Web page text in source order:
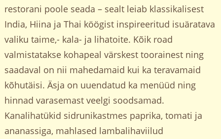
restorani poole seada – sealt leiab klassikalisest
India, Hiina ja Thai köögist inspireeritud isuäratava
valiku taime,- kala- ja lihatoite. Kõik road
valmistatakse kohapeal värskest toorainest ning
saadaval on nii mahedamaid kui ka teravamaid
kõhutäisi. Äsja on uuendatud ka menüüd ning
hinnad varasemast veelgi soodsamad.
Kanalihatükid sidrunikastmes paprika, tomati ja
ananassiga, mahlased lambalihaviilud